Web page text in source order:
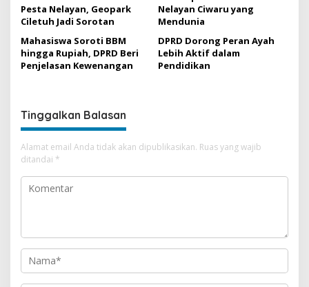
Pesta Nelayan, Geopark
Ciletuh Jadi Sorotan
Nelayan Ciwaru yang
Mendunia
Mahasiswa Soroti BBM
hingga Rupiah, DPRD Beri
Penjelasan Kewenangan
DPRD Dorong Peran Ayah
Lebih Aktif dalam
Pendidikan
Tinggalkan Balasan
Alamat email Anda tidak akan dipublikasikan. Ruas yang wajib
ditandai *